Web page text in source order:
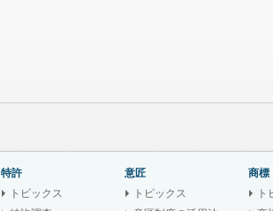
特許
トピックス
意匠
トピックス
商標
ト